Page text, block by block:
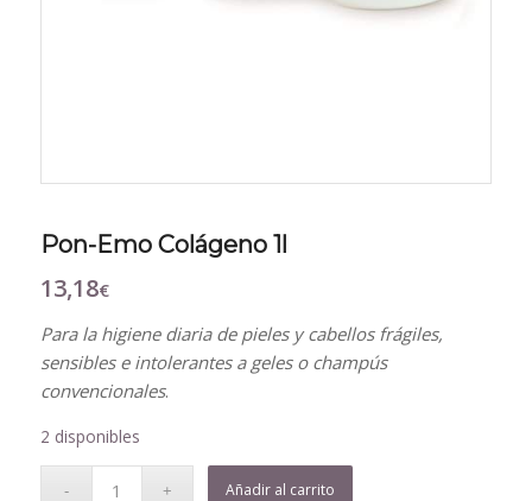
Pon-Emo Colágeno 1l
13,18€
Para la higiene diaria de pieles y cabellos frágiles,
sensibles e intolerantes a geles o champús
convencionales.
2 disponibles
Añadir al carrito